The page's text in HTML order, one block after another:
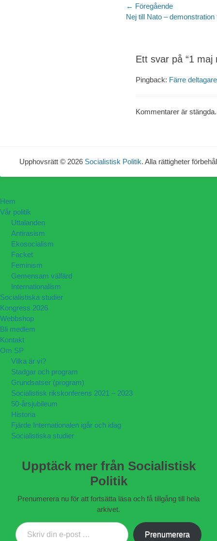
← Föregående
Föregående
Nej till Nato – demonstration
Ett svar på “1 maj
Pingback: Färre
Kommentarer är stängda.
Upphovsrätt © 2026 Socialistisk Politik. Alla rättigheter
Hem
Vår politik
Uttalanden
Antirasism
Ekosocialism
Facket
Feminism
Gemensam välfärd
Internationalism
Socialistiska studier
Kongress 2026
Webbshop
Bli medlem
Kontakt
Om SP
Vilka är vi?
Stadgar och program
Grundsatser (program)
Socialistisk rikskonferens 2021 – 2023
50-årsjubileum
Historia
Fjärde Internationalen igår och idag
Socialistiska studier
Upptäck mer från Socialistisk
Politik
Prenumerera nu för att fortsätta läsa och få tillgång till hela
arkivet.
Prenumerera